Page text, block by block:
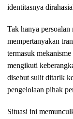
identitasnya
Tak hanya
mempertanyakan
termasuk
mengikuti
disebut sulit ditarik
pengelolaan pihak
Situasi ini